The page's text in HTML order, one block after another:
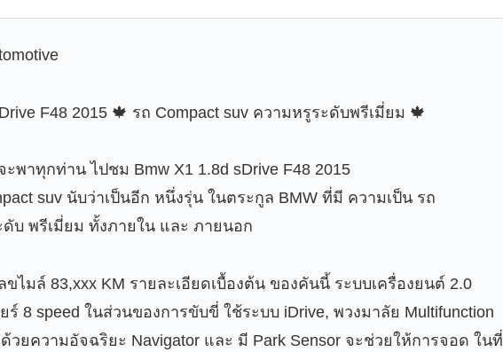
F48 2015 🍁 รถ Compact suv ความหรูระดับพรีเมี่ยม 🍁
ะพาทุกท่าน ไปชม Bmw X1 1.8d sDrive F48 2015
suv นับว่าเป็นอีก หนึ่งรุ่น ในตระกูล BMW ที่มี ความเป็น รถ
ดับ พรีเมี่ยม ทั้งภายใน และ ภายนอก
ไมล์ 83,xxx KM รายละเอียดเบื้องต้น ของคันนี้ ระบบเครื่องยนต์ 2.0
ยร์ 8 speed ในส่วนของการขับขี่ ใช้ระบบ iDrive, พวงมาลัย Multifunction
วยความอัจฉริยะ Navigator และ มี Park Sensor จะช่วยให้การจอด ในที่